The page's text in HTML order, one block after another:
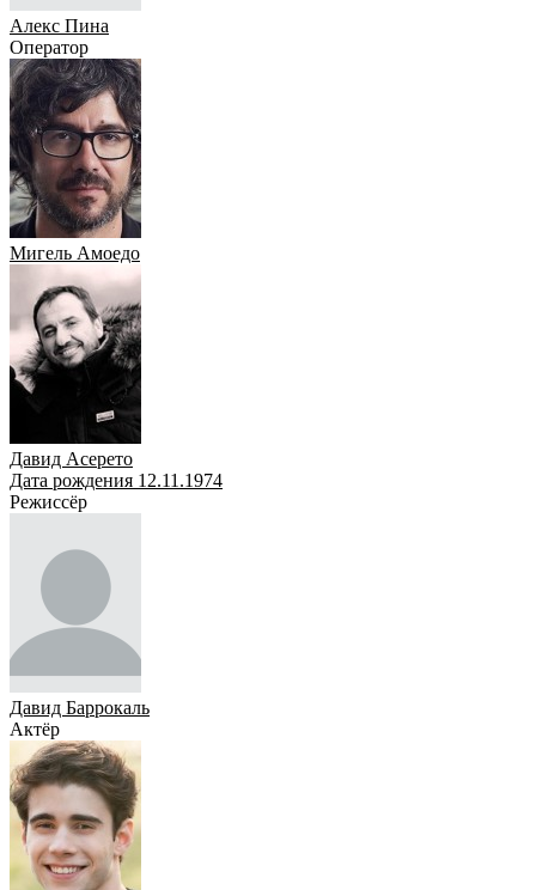
Алекс Пина
Оператор
Мигель Амоедо
Давид Асерето
Дата рождения 12.11.1974
Режиссёр
Давид Баррокаль
Актёр